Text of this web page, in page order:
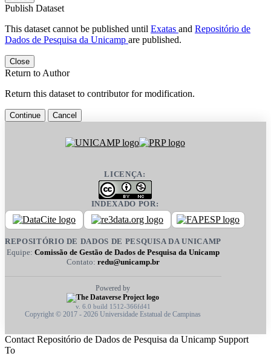
Publish Dataset
This dataset cannot be published until Exatas and Repositório de
Dados de Pesquisa da Unicamp are published.
Close
Return to Author
Return this dataset to contributor for modification.
Continue Cancel
LICENÇA:
INDEXADO POR:
REPOSITÓRIO DE DADOS DE PESQUISA DA UNICAMP
Equipe: Comissão de Gestão de Dados de Pesquisa da Unicamp
Contato: redu@unicamp.br
Powered by
v. 6.0 build 1512-366fd41
Copyright © 2017 - 2026 Universidade Estatual de Campinas
Contact Repositório de Dados de Pesquisa da Unicamp Support
To